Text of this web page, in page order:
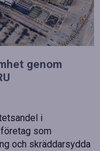
genom
i
som
och skräddarsydda